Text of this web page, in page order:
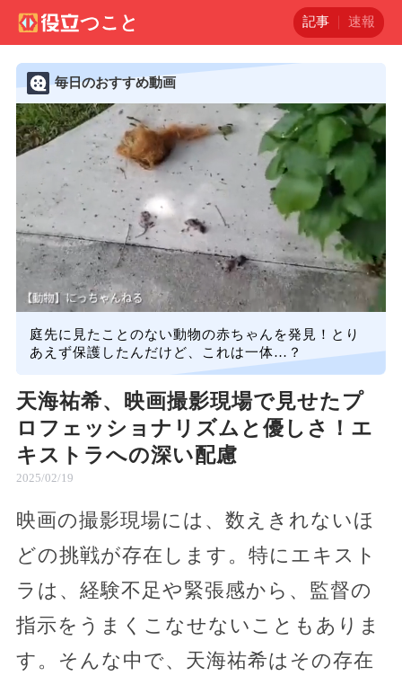
記事 速報
毎日のおすすめ動画
庭先に見たことのない動物の赤ちゃんを発見！とり
あえず保護したんだけど、これは一体…？
天海祐希、映画撮影現場で見せたプ
ロフェッショナリズムと優しさ！エ
キストラへの深い配慮
2025/02/19
映画の撮影現場には、数えきれないほ
どの挑戦が存在します。特にエキスト
ラは、経験不足や緊張感から、監督の
指示をうまくこなせないこともありま
す。そんな中で、天海祐希はその存在